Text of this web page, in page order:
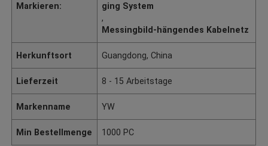
Markieren:
ging System
,
Messingbild-hängendes Kabelnetz
Herkunftsort Guangdong, China
Lieferzeit 8 - 15 Arbeitstage
Markenname YW
Min Bestellmenge 1000 PC